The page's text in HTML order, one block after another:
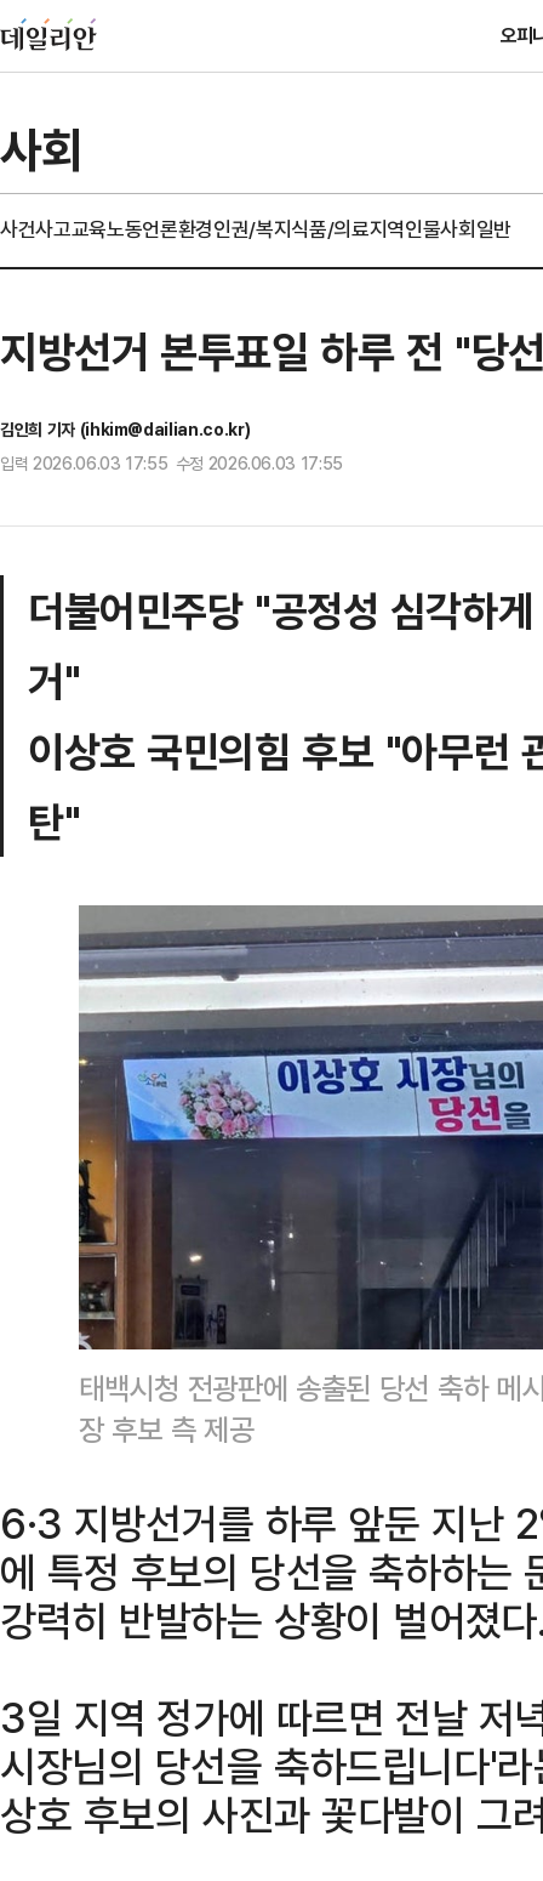
오피
사회
사건사고교육노동언론환경인권/복지식품/의료지역인물사회일반
지방선거 본투표일 하루 전 "당
김인희 기자 (ihkim@dailian.co.kr)
입력 2026.06.03 17:55 수정 2026.06.03 17:55
더불어민주당 "공정성 심각하
거"
이상호 국민의힘 후보 "아무런
탄"
태백시청 전광판에 송출된 당선 축하
장 후보 측 제공
6·3 지방선거를 하루 앞둔 지난
에 특정 후보의 당선을 축하하는
강력히 반발하는 상황이 벌어졌
3일 지역 정가에 따르면 전날 저
시장님의 당선을 축하드립니다'
상호 후보의 사진과 꽃다발이 그